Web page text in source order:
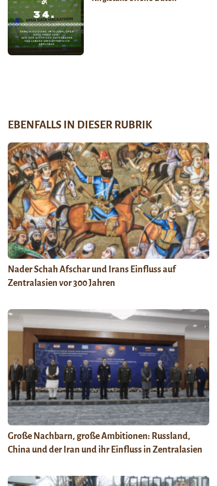
EBENFALLS IN DIESER RUBRIK
Nader Schah Afschar und Irans Einfluss auf
Zentralasien vor 300 Jahren
Große Nachbarn, große Ambitionen: Russland,
China und der Iran und ihr Einfluss in Zentralasien